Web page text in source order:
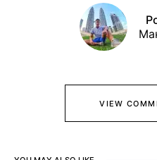
VIEW